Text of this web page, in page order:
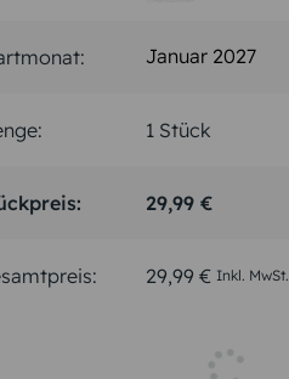
Januar 2027
29,99 €
29,99 € Inkl. MwSt.